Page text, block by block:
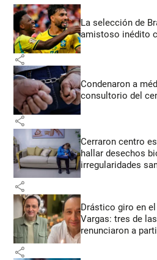
La selección de
amistoso inédito
share
Condenaron a
consultorio del
share
Cerraron centro
hallar desechos
irregularidades
share
Drástico giro en
Vargas: tres de
renunciaron a
share